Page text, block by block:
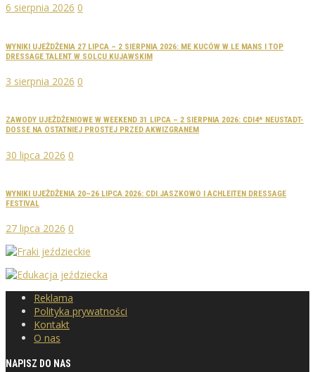
6 sierpnia 2026 0
WYNIKI UJEŻDŻENIA 27 LIPCA – 2 SIERPNIA 2026: ME KUCÓW W LE MANS I TOP
DRESSAGE TALENT W SOLCU KUJAWSKIM
3 sierpnia 2026 0
ZAWODY UJEŻDŻENIOWE W WEEKEND 31 LIPCA – 2 SIERPNIA 2026: CDI4* NEUSTADT-
DOSSE NA OSTATNIEJ PROSTEJ PRZED AKWIZGRANEM
30 lipca 2026 0
WYNIKI UJEŻDŻENIA 20–26 LIPCA 2026: CDI JASZKOWO I ACHLEITEN DRESSAGE
FESTIVAL
27 lipca 2026 0
Reklama
Polityka prywatności
Kontakt
O nas
NAPISZ DO NAS